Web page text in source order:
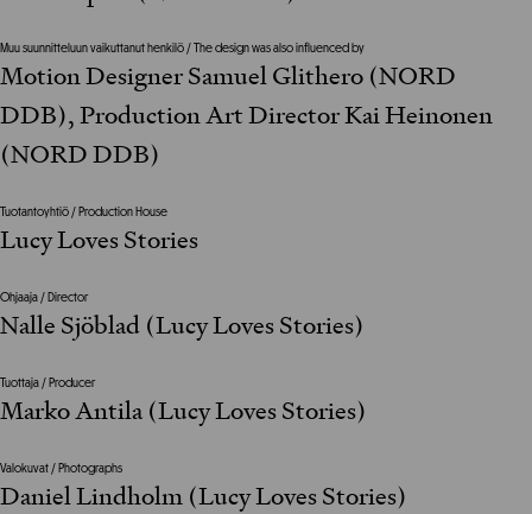
Muu suunnitteluun vaikuttanut henkilö / The design was also influenced by
Motion Designer Samuel Glithero (NORD
DDB), Production Art Director Kai Heinonen
(NORD DDB)
Tuotantoyhtiö / Production House
Lucy Loves Stories
Ohjaaja / Director
Nalle Sjöblad (Lucy Loves Stories)
Tuottaja / Producer
Marko Antila (Lucy Loves Stories)
Valokuvat / Photographs
Daniel Lindholm (Lucy Loves Stories)